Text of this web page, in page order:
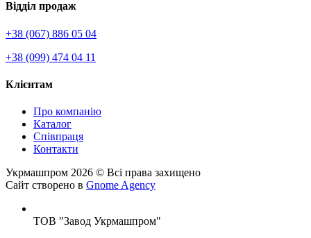
Відділ продаж
+38 (067) 886 05 04
+38 (099) 474 04 11
Клієнтам
Клієнтам
Про компанію
Каталог
Співпраця
Контакти
Укрмашпром 2026 © Всі права захищено
Сайт створено в Gnome Agency
ТОВ "Завод Укрмашпром"